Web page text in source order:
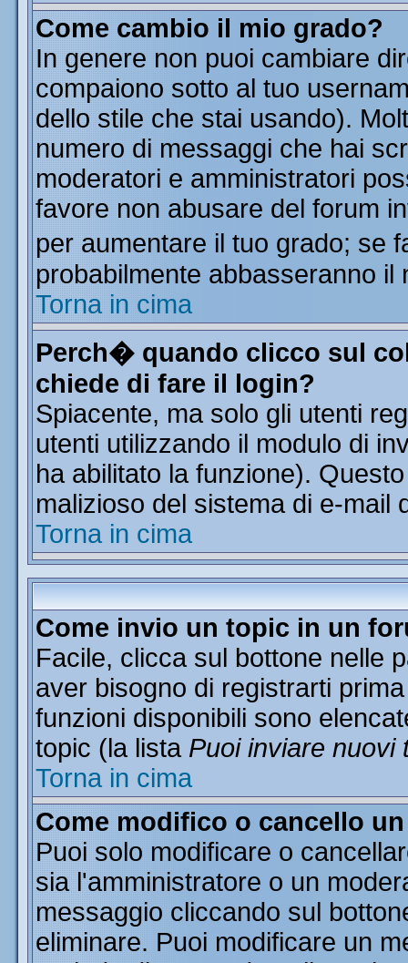
Come cambio il mio grado?
In genere non puoi cambiare
compaiono sotto al tuo
dello stile che stai usando).
numero di messaggi che hai
moderatori e amministratori
favore non abusare del forum
per aumentare il tuo grado; se
probabilmente abbasseranno il
Torna in cima
Perch� quando clicco sul
chiede di fare il login?
Spiacente, ma solo gli utenti
utenti utilizzando il modulo di
ha abilitato la funzione).
malizioso del sistema di e-mail
Torna in cima
Come invio un topic in un
Facile, clicca sul bottone nelle
aver bisogno di registrarti
funzioni disponibili sono
topic (la lista Puoi inviare nuovi
Torna in cima
Come modifico o cancello
Puoi solo modificare o
sia l'amministratore o un
messaggio cliccando sul
eliminare. Puoi modificare un